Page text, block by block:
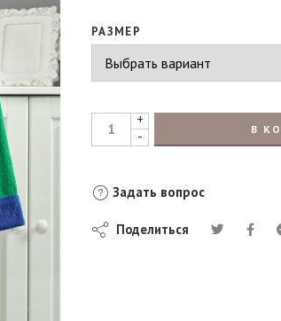
РАЗМЕР
+
-
В
Задать вопрос
Поделиться